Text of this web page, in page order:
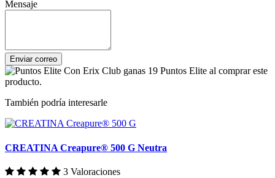
Mensaje
Enviar correo
Con Erix Club ganas 19 Puntos Elite al comprar este
producto.
También podría interesarle
CREATINA Creapure® 500 G Neutra
3 Valoraciones